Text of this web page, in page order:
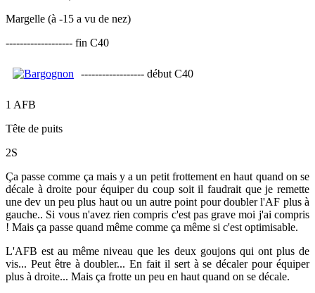
Margelle (à -15 a vu de nez)
------------------- fin C40
------------------ début C40
1 AFB
Tête de puits
2S
Ça passe comme ça mais y a un petit frottement en haut quand on se
décale à droite pour équiper du coup soit il faudrait que je remette
une dev un peu plus haut ou un autre point pour doubler l'AF plus à
gauche.. Si vous n'avez rien compris c'est pas grave moi j'ai compris
! Mais ça passe quand même comme ça même si c'est optimisable.
L'AFB est au même niveau que les deux goujons qui ont plus de
vis... Peut être à doubler... En fait il sert à se décaler pour équiper
plus à droite... Mais ça frotte un peu en haut quand on se décale.